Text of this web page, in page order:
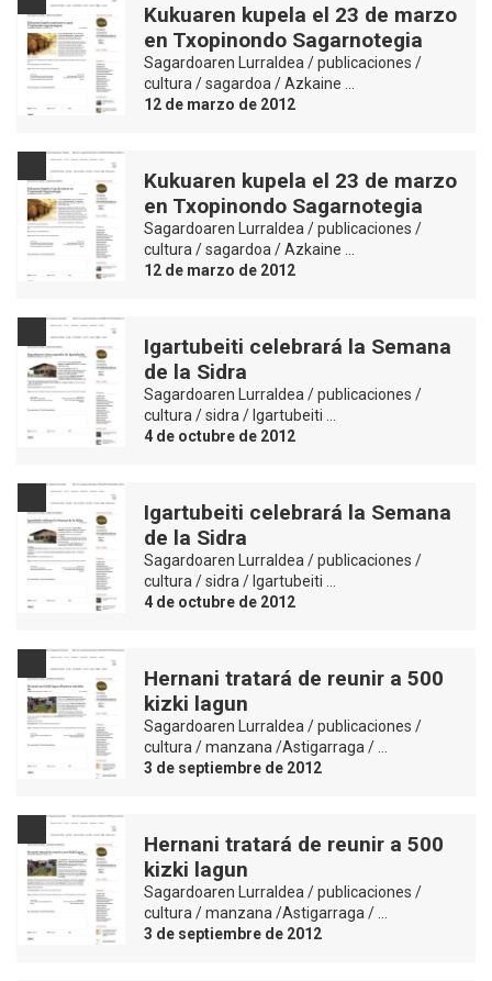
Kukuaren kupela el 23 de marzo
en Txopinondo Sagarnotegia
Sagardoaren Lurraldea / publicaciones /
cultura / sagardoa / Azkaine …
12 de marzo de 2012
Kukuaren kupela el 23 de marzo
en Txopinondo Sagarnotegia
Sagardoaren Lurraldea / publicaciones /
cultura / sagardoa / Azkaine …
12 de marzo de 2012
Igartubeiti celebrará la Semana
de la Sidra
Sagardoaren Lurraldea / publicaciones /
cultura / sidra / Igartubeiti …
4 de octubre de 2012
Igartubeiti celebrará la Semana
de la Sidra
Sagardoaren Lurraldea / publicaciones /
cultura / sidra / Igartubeiti …
4 de octubre de 2012
Hernani tratará de reunir a 500
kizki lagun
Sagardoaren Lurraldea / publicaciones /
cultura / manzana /Astigarraga / …
3 de septiembre de 2012
Hernani tratará de reunir a 500
kizki lagun
Sagardoaren Lurraldea / publicaciones /
cultura / manzana /Astigarraga / …
3 de septiembre de 2012